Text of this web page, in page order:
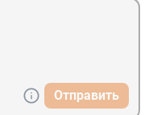
Отправить